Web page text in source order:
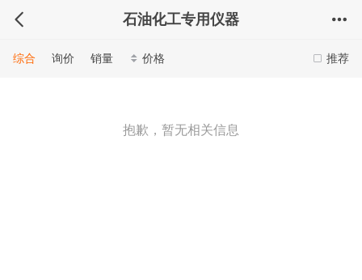
石油化工专用仪器
推荐
综合 询价 销量 价格
抱歉，暂无相关信息